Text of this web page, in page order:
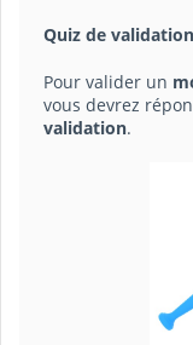
Quiz de validation
Pour valider un
vous devrez
validation.